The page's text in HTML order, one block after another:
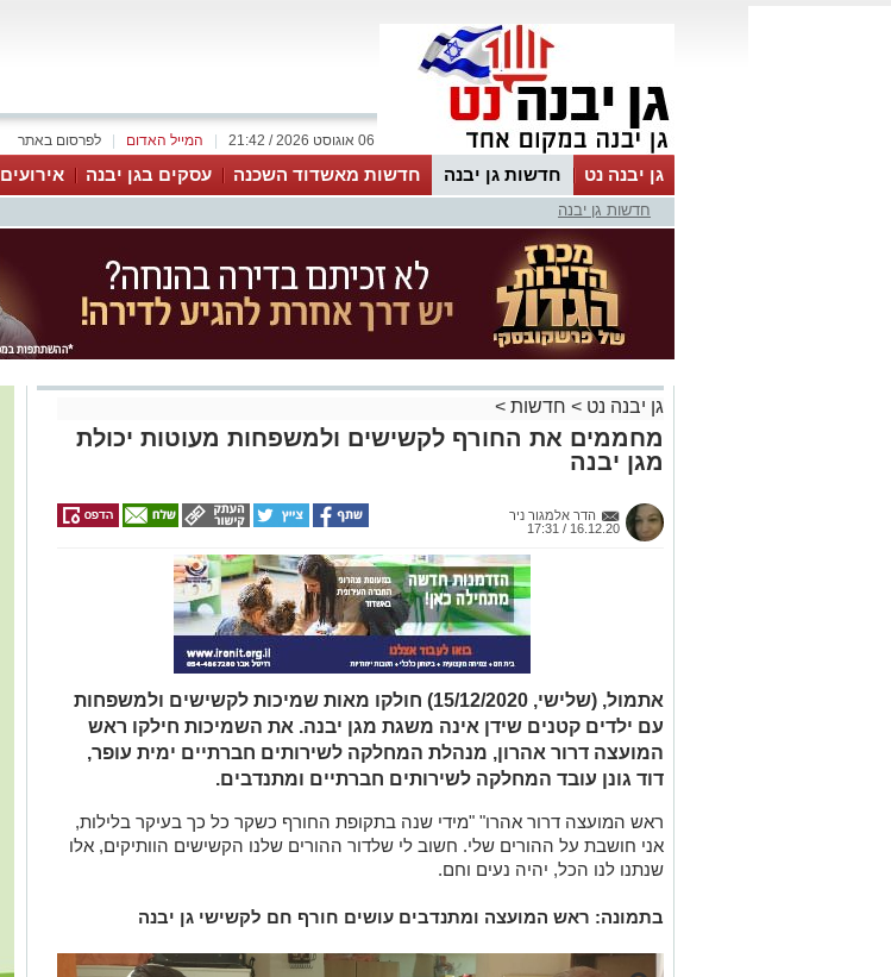
לפרסום באתר המייל האדום 06 אוגוסט 2026 / 21:42
גן יבנה נט חדשות גן יבנה חדשות מאשדוד השכנה עסקים בגן יבנה אירועים
MyKehila
חדשות גן יבנה
גן יבנה נט > חדשות >
מחממים את החורף לקשישים ולמשפחות מעוטות יכולת
מגן יבנה
הדר אלמגור ניר
16.12.20 / 17:31
אתמול, (שלישי, 15/12/2020) חולקו מאות שמיכות לקשישים ולמשפחות
עם ילדים קטנים שידן אינה משגת מגן יבנה. את השמיכות חילקו ראש
המועצה דרור אהרון, מנהלת המחלקה לשירותים חברתיים ימית עופר,
דוד גונן עובד המחלקה לשירותים חברתיים ומתנדבים.
ראש המועצה דרור אהרו" "מידי שנה בתקופת החורף כשקר כל כך בעיקר בלילות,
אני חושבת על ההורים שלי. חשוב לי שלדור ההורים שלנו הקשישים הוותיקים, אלו
שנתנו לנו הכל, יהיה נעים וחם.
בתמונה: ראש המועצה ומתנדבים עושים חורף חם לקשישי גן יבנה